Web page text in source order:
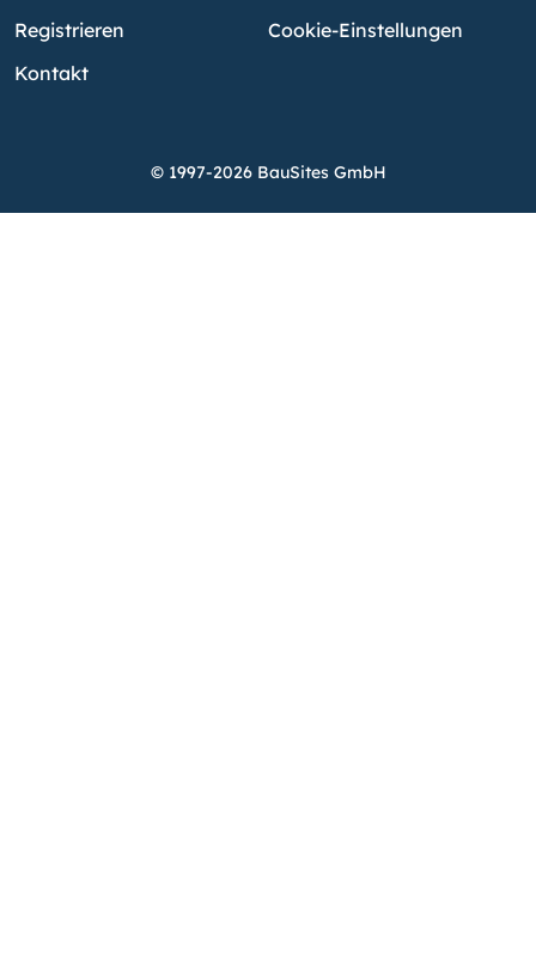
Registrieren
Kontakt
Cookie-Einstellungen
© 1997-2026 BauSites GmbH